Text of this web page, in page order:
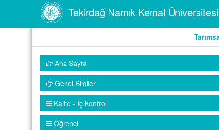
Tekirdağ Namık Kemal Üniversitesi
Ana Sayfa
Genel Bilgiler
Kalite - İç Kontrol
Öğrenci